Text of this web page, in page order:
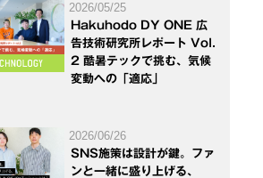
2026/05/25
Hakuhodo DY ONE 広
告技術研究所レポート Vol.
2 酷暑テックで挑む、気候
変動への「適応」
2026/06/26
SNS施策は設計が鍵。ファ
ンと一緒に盛り上げる、